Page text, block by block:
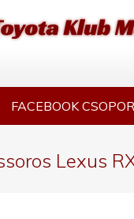
FACEBOOK
Lexus